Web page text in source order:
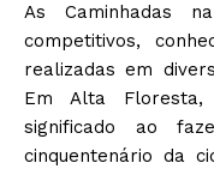
As Caminhadas
competitivos,
realizadas em
Em Alta
significado ao
cinquentenário da